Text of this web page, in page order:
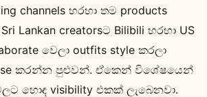
channels හරහා තම products
Lankan creatorsට Bilibili හරහා US
වෙලා outfits style කරලා
කරන්න පුළුවන්. ඒකෙන් විශේෂයෙන්
හොඳ visibility එකක් ලැබෙනවා.